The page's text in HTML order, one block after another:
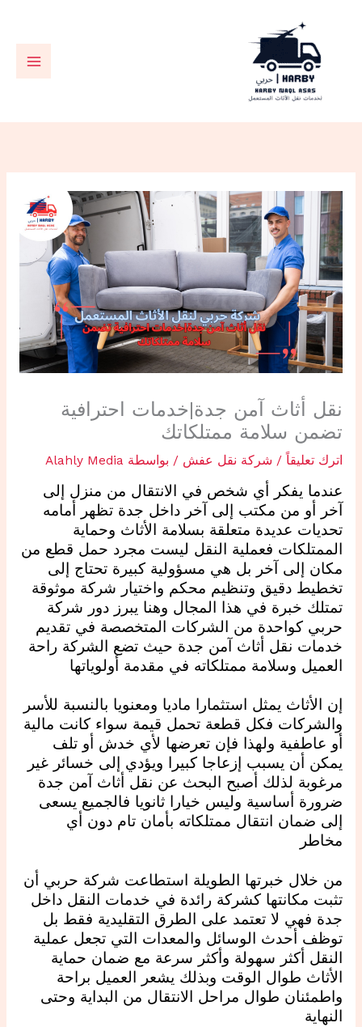
نقل أثاث آمن جدة|خدمات احترافية
تضمن سلامة ممتلكاتك
اترك تعليقاً / شركة نقل عفش / بواسطة Alahly Media
عندما يفكر أي شخص في الانتقال من منزل إلى
آخر أو من مكتب إلى آخر داخل جدة تظهر أمامه
تحديات عديدة متعلقة بسلامة الأثاث وحماية
الممتلكات فعملية النقل ليست مجرد حمل قطع من
مكان إلى آخر بل هي مسؤولية كبيرة تحتاج إلى
تخطيط دقيق وتنظيم محكم واختيار شركة موثوقة
تمتلك خبرة في هذا المجال وهنا يبرز دور شركة
حربي كواحدة من الشركات المتخصصة في تقديم
خدمات نقل أثاث آمن جدة حيث تضع الشركة راحة
العميل وسلامة ممتلكاته في مقدمة أولوياتها
إن الأثاث يمثل استثمارا ماديا ومعنويا بالنسبة للأسر
والشركات فكل قطعة تحمل قيمة سواء كانت مالية
أو عاطفية ولهذا فإن تعرضها لأي خدش أو تلف
يمكن أن يسبب إزعاجا كبيرا ويؤدي إلى خسائر غير
مرغوبة لذلك أصبح البحث عن نقل أثاث آمن جدة
ضرورة أساسية وليس خيارا ثانويا فالجميع يسعى
إلى ضمان انتقال ممتلكاته بأمان تام دون أي
مخاطر
من خلال خبرتها الطويلة استطاعت شركة حربي أن
تثبت مكانتها كشركة رائدة في خدمات النقل داخل
جدة فهي لا تعتمد على الطرق التقليدية فقط بل
توظف أحدث الوسائل والمعدات التي تجعل عملية
النقل أكثر سهولة وأكثر سرعة مع ضمان حماية
الأثاث طوال الوقت وبذلك يشعر العميل براحة
واطمئنان طوال مراحل الانتقال من البداية وحتى
النهاية